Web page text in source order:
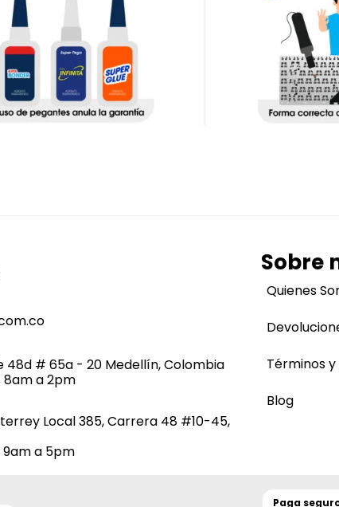
48d # 65a - 20 Medellín, Colombia
8am a 2pm
Local 385, Carrera 48 #10-45,
9am a 5pm
Sobre
Quienes
Términos
Blog
Paga